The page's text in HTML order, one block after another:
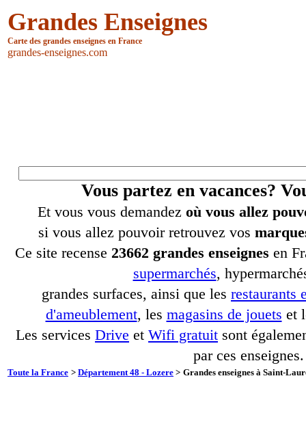
Grandes Enseignes
Carte des grandes enseignes en France
grandes-enseignes.com
Vous partez en vacances?
Et vous vous demandez où vous allez
si vous allez pouvoir retrouvez vos
Ce site recense 23662 grandes enseignes en
supermarchés,
grandes surfaces, ainsi que les restaurants
d'ameublement, les magasins de jouets et
Les services Drive et Wifi gratuit sont
par ces enseignes.
Toute la France > Département 48 - Lozere > Grandes enseignes à Saint-